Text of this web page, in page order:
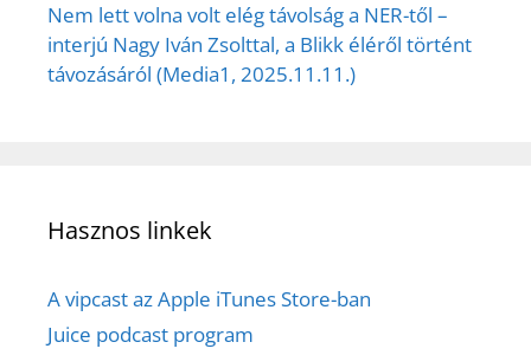
Nem lett volna volt elég távolság a NER-től –
interjú Nagy Iván Zsolttal, a Blikk éléről történt
távozásáról (Media1, 2025.11.11.)
Hasznos linkek
A vipcast az Apple iTunes Store-ban
Juice podcast program